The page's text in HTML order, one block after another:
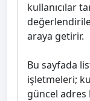
kullanıcılar
araya getirir.
Bu sayfada
işletmeleri;
güncel